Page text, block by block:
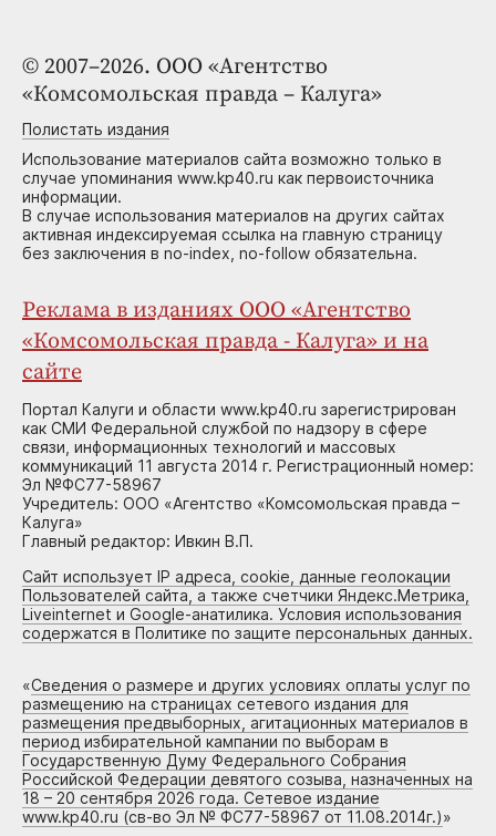
© 2007–2026. ООО «Агентство
«Комсомольская правда – Калуга»
Полистать издания
Использование материалов сайта возможно только в
случае упоминания www.kp40.ru как первоисточника
информации.
В случае использования материалов на других сайтах
активная индексируемая ссылка на главную страницу
без заключения в no-index, no-follow обязательна.
Реклама в изданиях ООО «Агентство
«Комсомольская правда - Калуга» и на
сайте
Портал Калуги и области www.kp40.ru зарегистрирован
как СМИ Федеральной службой по надзору в сфере
связи, информационных технологий и массовых
коммуникаций 11 августа 2014 г. Регистрационный номер:
Эл №ФС77-58967
Учредитель: ООО «Агентство «Комсомольская правда –
Калуга»
Главный редактор: Ивкин В.П.
Сайт использует IP адреса, cookie, данные геолокации
Пользователей сайта, а также счетчики Яндекс.Метрика,
Liveinternet и Google-анатилика. Условия использования
содержатся в Политике по защите персональных данных.
«Сведения о размере и других условиях оплаты услуг по
размещению на страницах сетевого издания для
размещения предвыборных, агитационных материалов в
период избирательной кампании по выборам в
Государственную Думу Федерального Собрания
Российской Федерации девятого созыва, назначенных на
18 – 20 сентября 2026 года. Сетевое издание
www.kp40.ru (св-во Эл № ФС77-58967 от 11.08.2014г.)»